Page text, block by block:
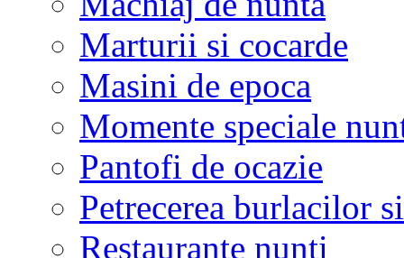
Marturii si cocarde
Masini de epoca
Momente speciale
Pantofi de ocazie
Petrecerea burlacilor
Restaurante nunti